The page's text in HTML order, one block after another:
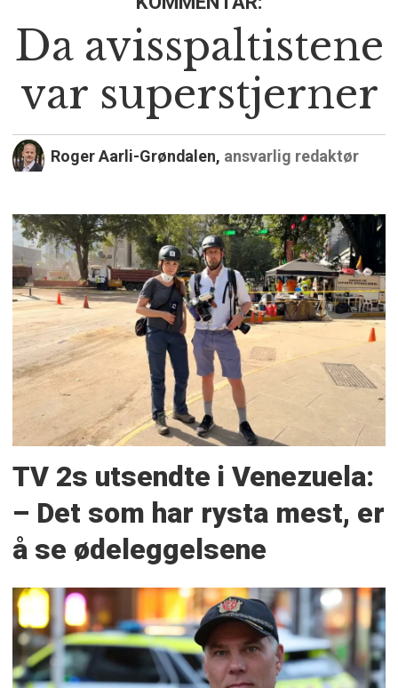
Da avisspaltistene
var superstjerner
Roger Aarli-Grøndalen, ansvarlig redaktør
TV 2s utsendte i Venezuela:
– Det som har rysta mest, er
å se ødeleggelsene